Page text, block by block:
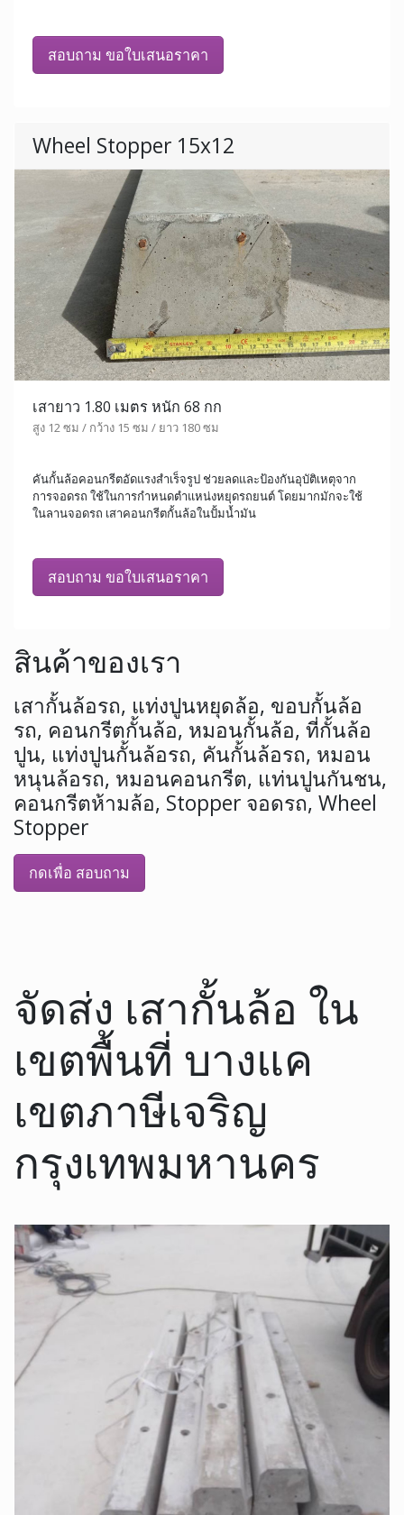
สอบถาม ขอใบเสนอราคา
Wheel Stopper 15x12
เสายาว 1.80 เมตร หนัก 68 กก
สูง 12 ซม / กว้าง 15 ซม / ยาว 180 ซม
คันกั้นล้อคอนกรีตอัดแรงสำเร็จรูป ช่วยลดและป้องกันอุบัติเหตุจาก
การจอดรถ ใช้ในการกำหนดตำแหน่งหยุดรถยนต์ โดยมากมักจะใช้
ในลานจอดรถ เสาคอนกรีตกั้นล้อในปั้มน้ำมัน
สอบถาม ขอใบเสนอราคา
สินค้าของเรา
เสากั้นล้อรถ, แท่งปูนหยุดล้อ, ขอบกั้นล้อ
รถ, คอนกรีตกั้นล้อ, หมอนกั้นล้อ, ที่กั้นล้อ
ปูน, แท่งปูนกั้นล้อรถ, คันกั้นล้อรถ, หมอน
หนุนล้อรถ, หมอนคอนกรีต, แท่นปูนกันชน,
คอนกรีตห้ามล้อ, Stopper จอดรถ, Wheel
Stopper
กดเพื่อ สอบถาม
จัดส่ง เสากั้นล้อ ใน
เขตพื้นที่ บางแค
เขตภาษีเจริญ
กรุงเทพมหานคร